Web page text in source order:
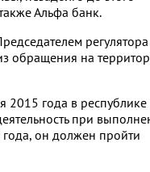
Альфа банк.
регулятора
обращения на
2015 года в республике
при
года, он должен пройти